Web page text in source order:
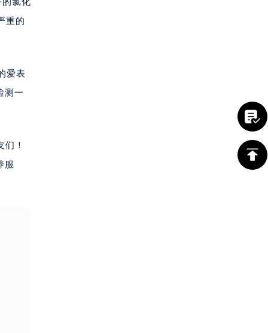
重的
爱表
测一
！
服